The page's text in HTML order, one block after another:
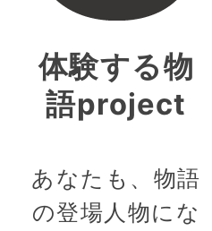
体験する物
語project
あなたも、物語
の登場人物にな